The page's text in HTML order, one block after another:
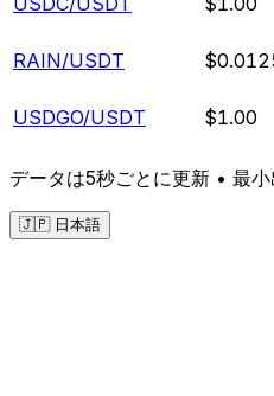
RAIN/USDT
USDGO/USDT $1.00
データは5秒ごとに更新 • 最
🇯🇵 日本語